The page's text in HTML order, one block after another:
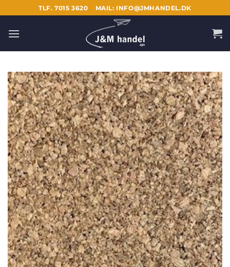
til
indhold
TLF. 7015 3620 MAIL: INFO@JMHANDEL.DK